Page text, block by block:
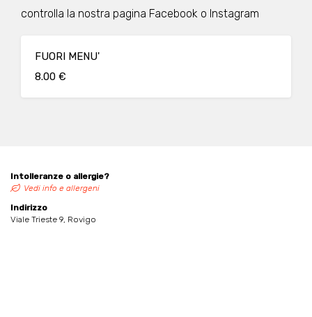
controlla la nostra pagina Facebook o Instagram
FUORI MENU'
8.00 €
Intolleranze o allergie?
Vedi info e allergeni
Indirizzo
Viale Trieste 9, Rovigo